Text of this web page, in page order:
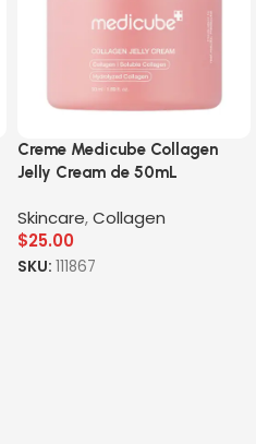
Creme Medicube Collagen
Jelly Cream de 50mL
Skincare,Collagen
$25.00
SKU: 111867